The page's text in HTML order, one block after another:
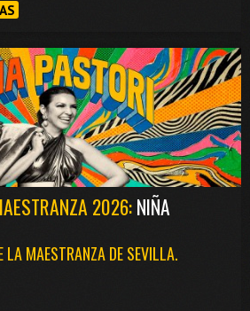
2026:NIÑA
LA MAESTRANZA DE SEVILLA.